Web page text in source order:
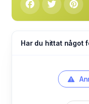
Har du hittat något